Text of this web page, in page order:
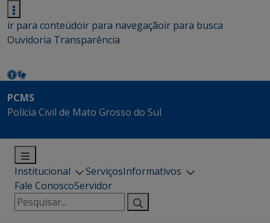
ir para conteúdoir para navegaçãoir para busca
Ouvidoria Transparência
PCMS
Polícia Civil de Mato Grosso do Sul
Institucional ServiçosInformativos
Fale ConoscoServidor
Pesquisar
por: